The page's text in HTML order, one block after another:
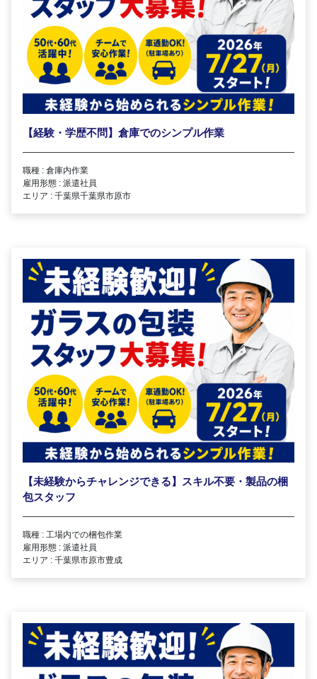
【経験・学歴不問】倉庫でのシンプル作業
職種 : 倉庫内作業
雇用形態 : 派遣社員
エリア : 千葉県千葉県市原市
【未経験からチャレンジできる】スキル不要・製品の梱
包スタッフ
職種 : 工場内での梱包作業
雇用形態 : 派遣社員
エリア : 千葉県市原市豊成